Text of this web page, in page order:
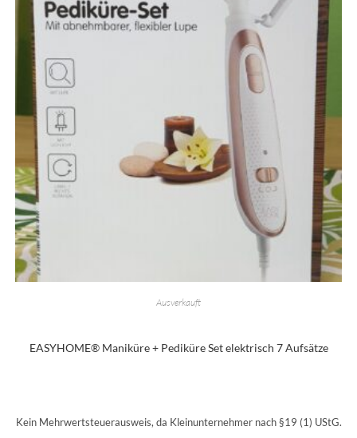
Ausverkauft
EASYHOME® Maniküre + Pediküre Set elektrisch 7 Aufsätze
Kein Mehrwertsteuerausweis, da Kleinunternehmer nach §19 (1) UStG.